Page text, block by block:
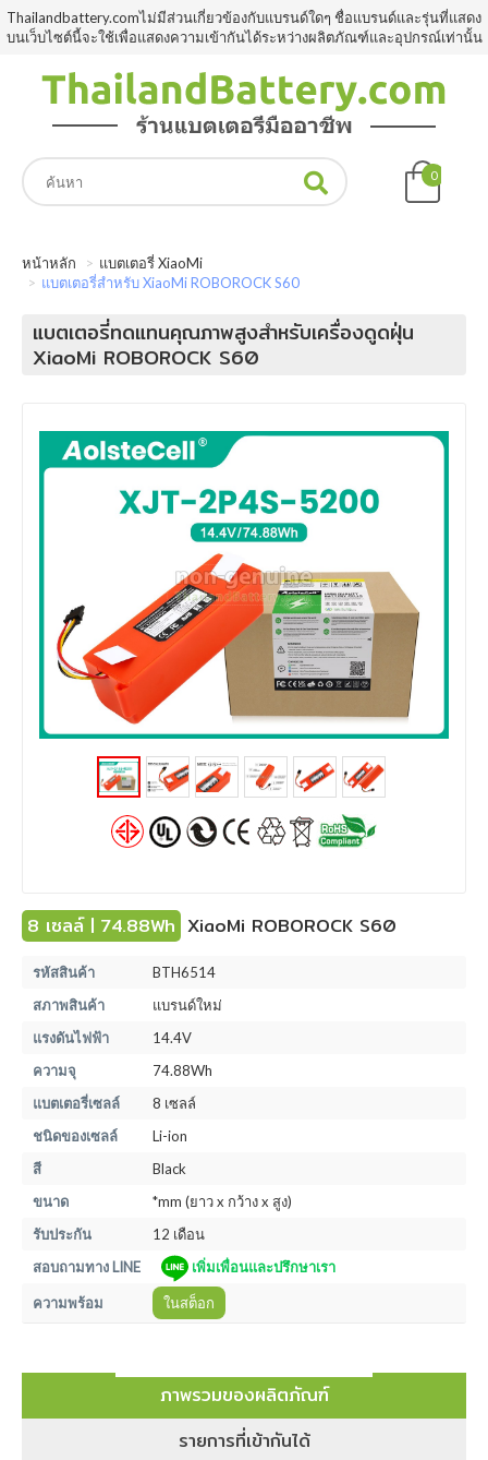
Thailandbattery.comไม่มีส่วนเกี่ยวข้องกับแบรนด์ใดๆ ชื่อแบรนด์และรุ่นที่แสดง
บนเว็บไซต์นี้จะใช้เพื่อแสดงความเข้ากันได้ระหว่างผลิตภัณฑ์และอุปกรณ์เท่านั้น
0
หน้าหลัก
แบตเตอรี่ XiaoMi
แบตเตอรี่สำหรับ XiaoMi ROBOROCK S60
แบตเตอรี่ทดแทนคุณภาพสูงสำหรับเครื่องดูดฝุ่น
XiaoMi ROBOROCK S60
8 เซลล์ | 74.88Wh XiaoMi ROBOROCK S60
รหัสสินค้า
BTH6514
สภาพสินค้า
แบรนด์ใหม่
แรงดันไฟฟ้า
14.4V
ความจุ
74.88Wh
แบตเตอรี่เซลล์
8 เซลล์
ชนิดของเซลล์
Li-ion
สี
Black
ขนาด
*mm (ยาว x กว้าง x สูง)
รับประกัน
12 เดือน
สอบถามทาง LINE
เพิ่มเพื่อนและปรึกษาเรา
ความพร้อม ในสต็อก
ภาพรวมของผลิตภัณฑ์
รายการที่เข้ากันได้